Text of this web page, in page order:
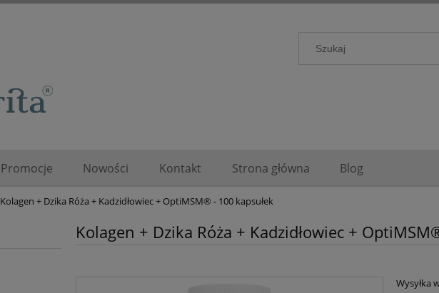
Promocje Nowości Kontakt Strona główna Blog
Kolagen + Dzika Róża + Kadzidłowiec + OptiMSM® - 100 kapsułek
Kolagen + Dzika Róża + Kadzidłowiec +
Wysyłka